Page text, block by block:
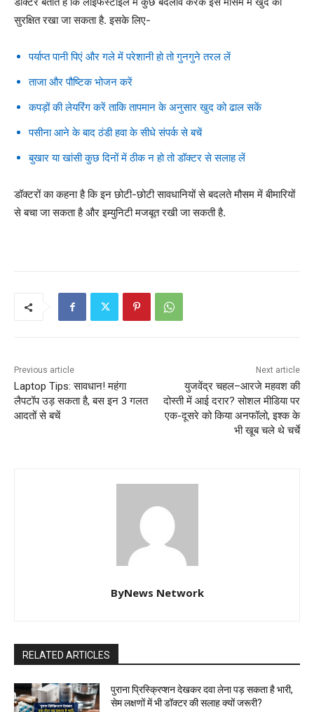
सुरक्षित रखा जा सकता है. इसके लिए-
पर्याप्त पानी पिएं और गले में परेशानी हो तो गुनगुने तरल लें
ताजा और पौष्टिक भोजन करें
कपड़ों की लेयरिंग करें ताकि तापमान के अनुसार खुद को ढाल सकें
पसीना आने के बाद ठंडी हवा के सीधे संपर्क से बचें
बुखार या खांसी कुछ दिनों में ठीक न हो तो डॉक्टर से सलाह लें
डॉक्टरों का कहना है कि इन छोटी-छोटी सावधानियों से बदलते मौसम में बीमारियों
से बचा जा सकता है और इम्युनिटी मजबूत रखी जा सकती है.
Previous article
Laptop Tips: सावधान! महंगा
लैपटॉप उड़ सकता है, बस इन 3 गलत
आदतों से बचें
Next article
युजवेंद्र चहल–आरजे महवश की
दोस्ती में आई दरार? सोशल मीडिया पर
एक-दूसरे को किया अनफॉलो, इश्क के
भी खूब चले थे चर्चे
ByNews Network
RELATED ARTICLES
पुराना प्रिस्क्रिप्शन देखकर दवा लेना पड़ सकता है भारी,
सेम लक्षणों में भी डॉक्टर की सलाह क्यों जरूरी?